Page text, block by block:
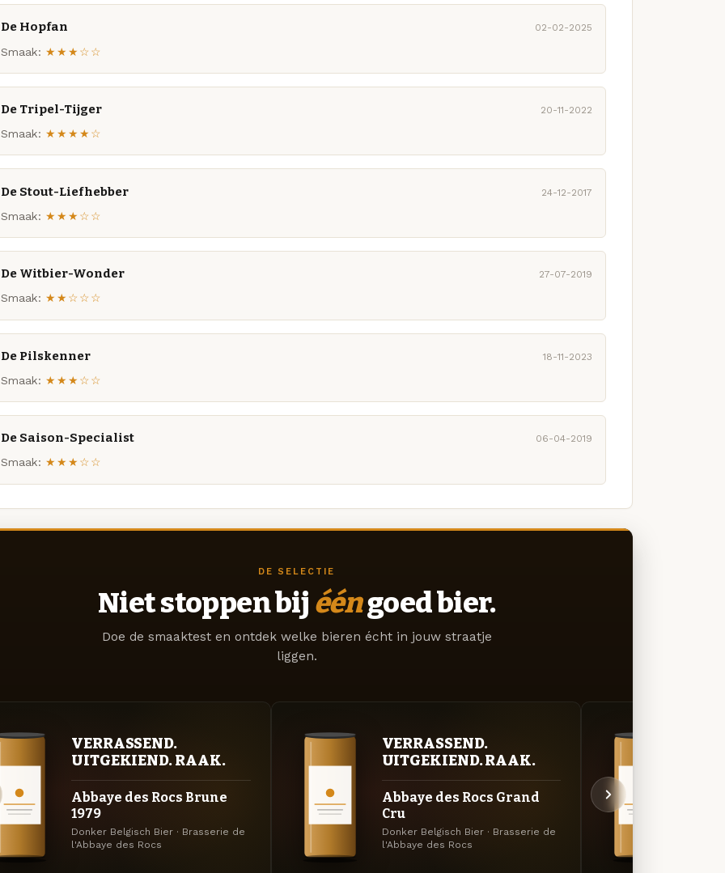
De Hopfan 02-02-2025
Smaak: ★★★☆☆
De Tripel-Tijger 20-11-2022
Smaak: ★★★★☆
De Stout-Liefhebber 24-12-2017
Smaak: ★★★☆☆
De Witbier-Wonder 27-07-2019
Smaak: ★★☆☆☆
De Pilskenner 18-11-2023
Smaak: ★★★☆☆
De Saison-Specialist 06-04-2019
Smaak: ★★★☆☆
DE SELECTIE
Niet stoppen bij ééngoed bier.
Doe de smaaktest en ontdek welke bieren écht in jouw straatje
liggen.
VERRASSEND.
UITGEKIEND. RAAK.
Abbaye des Rocs Brune
1979
Donker Belgisch Bier · Brasserie de
l'Abbaye des Rocs
VERRASSEND.
UITGEKIEND. RAAK.
Abbaye des Rocs Grand
Cru
Donker Belgisch Bier · Brasserie de
l'Abbaye des Rocs